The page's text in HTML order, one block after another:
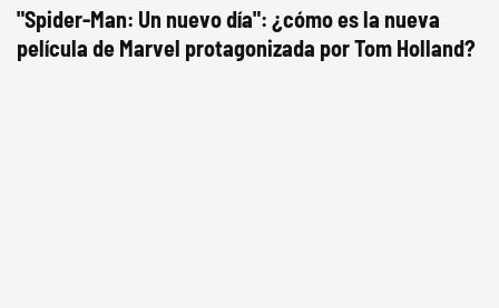
"Spider-Man: Un nuevo día": ¿cómo es la nueva
película de Marvel protagonizada por Tom Holland?